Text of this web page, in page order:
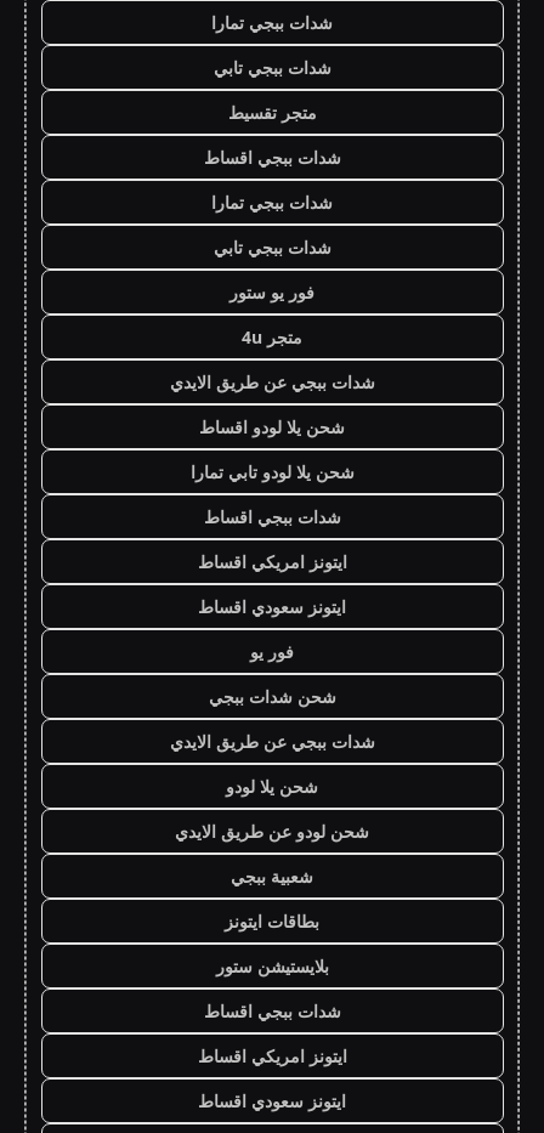
شدات ببجي تمارا
شدات ببجي تابي
متجر تقسيط
شدات ببجي اقساط
شدات ببجي تمارا
شدات ببجي تابي
فور يو ستور
متجر 4u
شدات ببجي عن طريق الايدي
شحن يلا لودو اقساط
شحن يلا لودو تابي تمارا
شدات ببجي اقساط
ايتونز امريكي اقساط
ايتونز سعودي اقساط
فور يو
شحن شدات ببجي
شدات ببجي عن طريق الايدي
شحن يلا لودو
شحن لودو عن طريق الايدي
شعبية ببجي
بطاقات ايتونز
بلايستيشن ستور
شدات ببجي اقساط
ايتونز امريكي اقساط
ايتونز سعودي اقساط